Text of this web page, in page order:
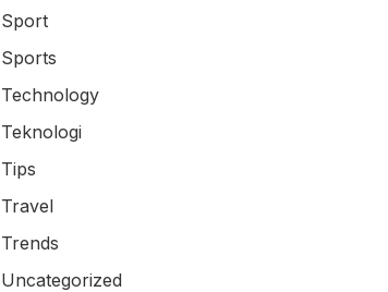
Sport
Sports
Technology
Teknologi
Tips
Travel
Trends
Uncategorized